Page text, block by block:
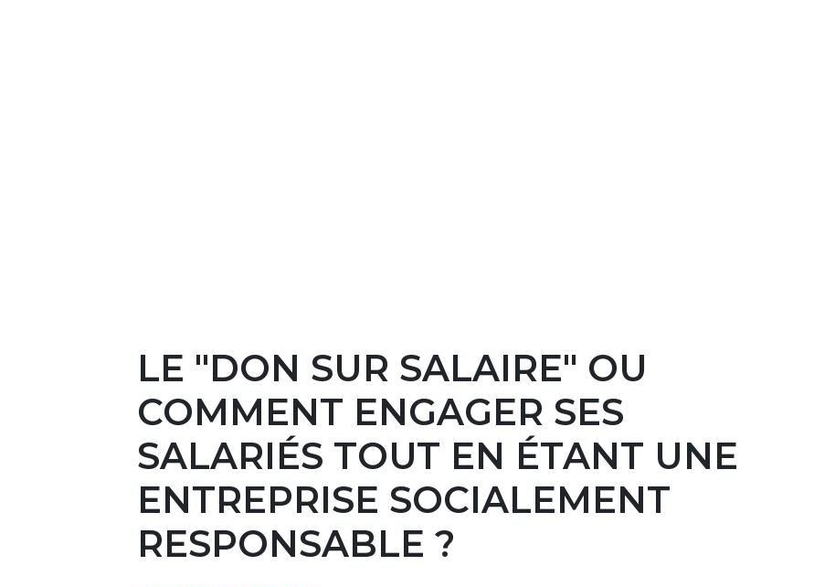
LE "DON SUR SALAIRE" OU
COMMENT ENGAGER SES
SALARIÉS TOUT EN ÉTANT UNE
ENTREPRISE SOCIALEMENT
RESPONSABLE ?